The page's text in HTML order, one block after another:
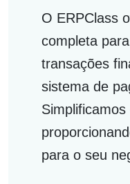
O ERPClass
completa
transações
sistema de
para o seu